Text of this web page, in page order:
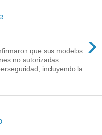
›
que sus modelos
no autorizadas
incluyendo la